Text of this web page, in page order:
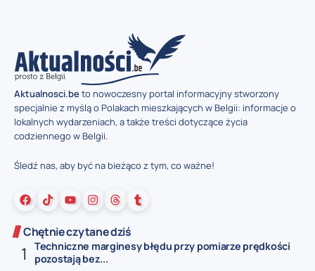
Aktualnosci.beto nowoczesny portal informacyjny stworzony
specjalnie z myślą o Polakach mieszkających w Belgii: informacje o
lokalnych wydarzeniach, a także treści dotyczące życia
codziennego w Belgii.
Śledź nas, aby być na bieżąco z tym, co ważne!
Chętnie czytane dziś
Techniczne marginesy błędu przy pomiarze prędkości
pozostają bez...